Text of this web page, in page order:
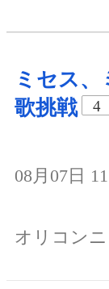
ミセス、
歌挑戦
4
08月07日
オリコン